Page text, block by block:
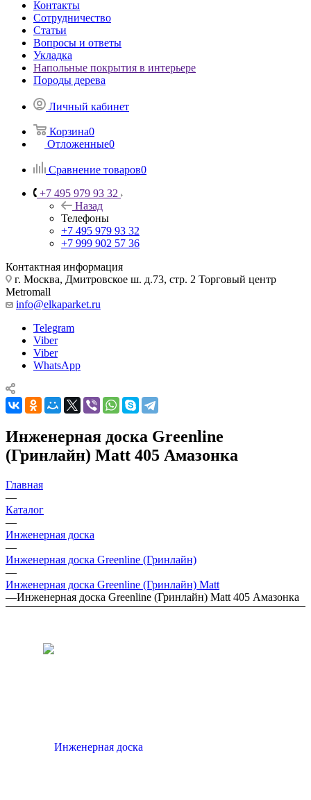
Контакты
Сотрудничество
Статьи
Вопросы и ответы
Укладка
Напольные покрытия в интерьере
Породы дерева
Личный кабинет
Корзина0
Отложенные0
Сравнение товаров0
+7 495 979 93 32
Назад
Телефоны
+7 495 979 93 32
+7 999 902 57 36
Контактная информация
г. Москва, Дмитровское ш. д.73, стр. 2 Торговый центр
Metromall
info@elkaparket.ru
Telegram
Viber
Viber
WhatsApp
Инженерная доска Greenline
(Гринлайн) Matt 405 Амазонка
Главная
—
Каталог
—
Инженерная доска
—
Инженерная доска Greenline (Гринлайн)
—
Инженерная доска Greenline (Гринлайн) Matt
—Инженерная доска Greenline (Гринлайн) Matt 405 Амазонка